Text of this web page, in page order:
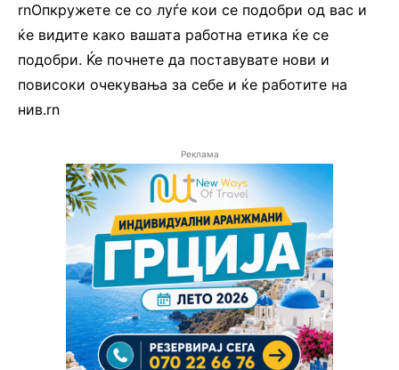
rnОпкружете се со луѓе кои се подобри од вас и
ќе видите како вашата работна етика ќе се
подобри. Ќе почнете да поставувате нови и
повисоки очекувања за себе и ќе работите на
нив.rn
Реклама